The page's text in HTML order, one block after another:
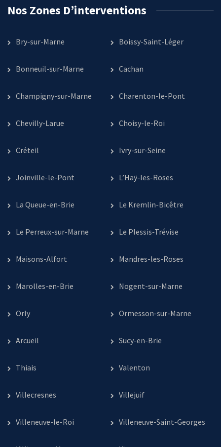
Nos Zones D’interventions
Bry-sur-Marne Boissy-Saint-Léger
Bonneuil-sur-Marne Cachan
Champigny-sur-Marne Charenton-le-Pont
Chevilly-Larue Choisy-le-Roi
Créteil Ivry-sur-Seine
Joinville-le-Pont L’Haÿ-les-Roses
La Queue-en-Brie Le Kremlin-Bicêtre
Le Perreux-sur-Marne Le Plessis-Trévise
Maisons-Alfort Mandres-les-Roses
Marolles-en-Brie Nogent-sur-Marne
Orly Ormesson-sur-Marne
Arcueil Sucy-en-Brie
Thiais Valenton
Villecresnes Villejuif
Villeneuve-le-Roi Villeneuve-Saint-Georges